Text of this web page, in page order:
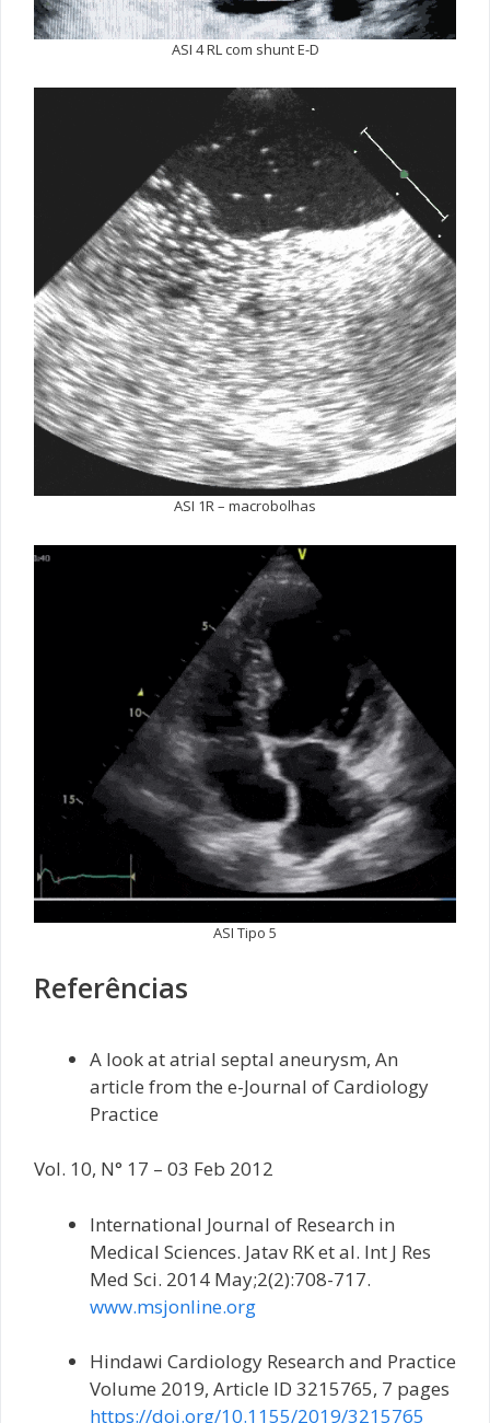
ASI 4 RL com shunt E-D
ASI 1R – macrobolhas
ASI Tipo 5
Referências
A look at atrial septal aneurysm, An
article from the e-Journal of Cardiology
Practice
Vol. 10, N° 17 – 03 Feb 2012
International Journal of Research in
Medical Sciences. Jatav RK et al. Int J Res
Med Sci. 2014 May;2(2):708-717.
www.msjonline.org
Hindawi Cardiology Research and Practice
Volume 2019, Article ID 3215765, 7 pages
https://doi.org/10.1155/2019/3215765